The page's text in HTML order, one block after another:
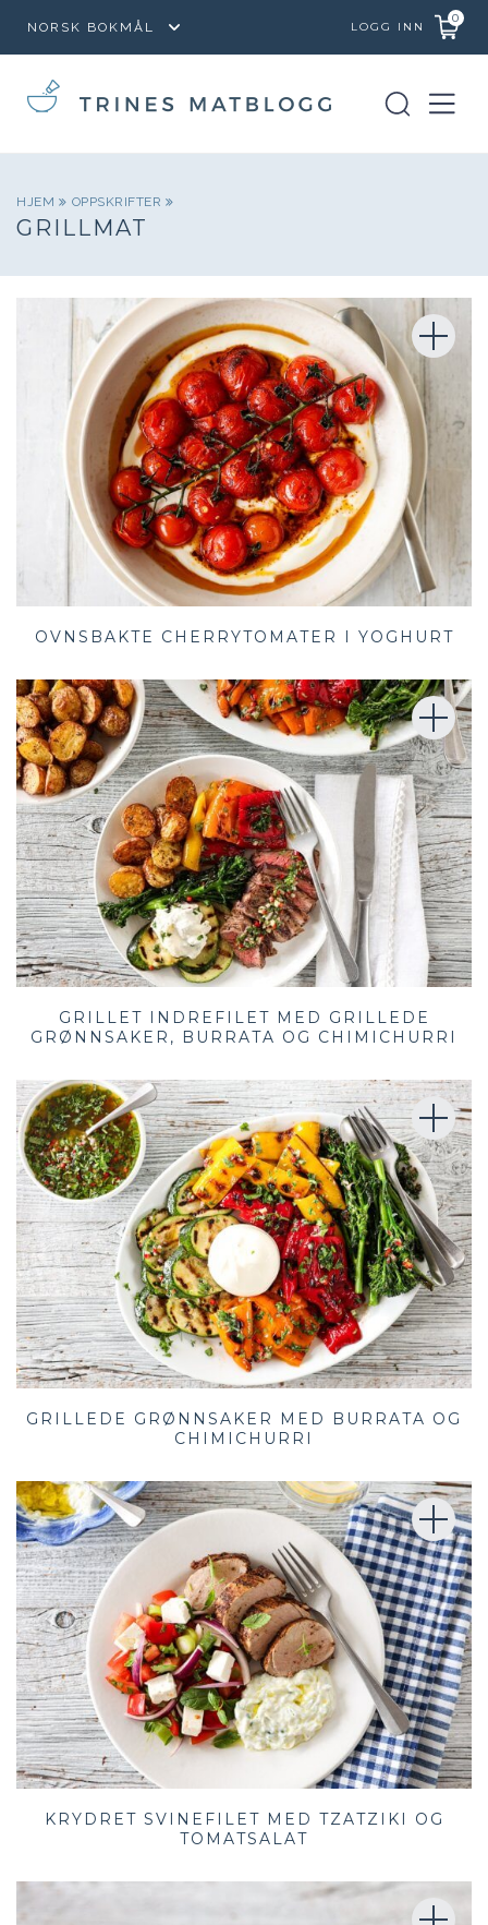
LOGG INN
0
HJEM OPPSKRIFTER
GRILLMAT
OVNSBAKTE CHERRYTOMATER I YOGHURT
GRILLET INDREFILET MED GRILLEDE
GRØNNSAKER, BURRATA OG CHIMICHURRI
GRILLEDE GRØNNSAKER MED BURRATA OG
CHIMICHURRI
KRYDRET SVINEFILET MED TZATZIKI OG
TOMATSALAT